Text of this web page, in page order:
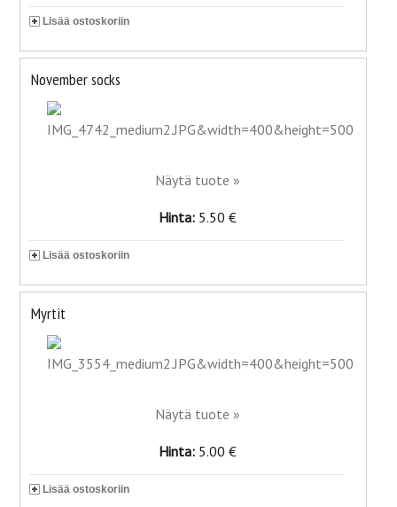
Lisää ostoskoriin
November socks
Näytä tuote »
Hinta: 5.50 €
Lisää ostoskoriin
Myrtit
Näytä tuote »
Hinta: 5.00 €
Lisää ostoskoriin